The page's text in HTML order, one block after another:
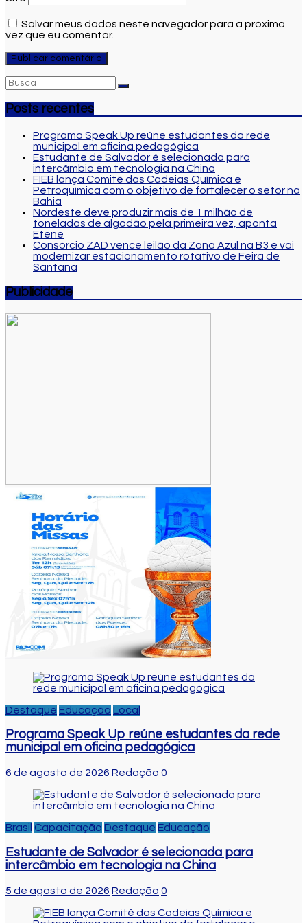
Salvar meus dados neste navegador para a próxima
vez que eu comentar.
Posts recentes
Programa Speak Up reúne estudantes da rede
municipal em oficina pedagógica
Estudante de Salvador é selecionada para
intercâmbio em tecnologia na China
FIEB lança Comitê das Cadeias Química e
Petroquímica com o objetivo de fortalecer o setor na
Bahia
Nordeste deve produzir mais de 1 milhão de
toneladas de algodão pela primeira vez, aponta
Etene
Consórcio ZAD vence leilão da Zona Azul na B3 e vai
modernizar estacionamento rotativo de Feira de
Santana
Publicidade
Destaque Educação Local
Programa Speak Up reúne estudantes da rede
municipal em oficina pedagógica
6 de agosto de 2026 Redação 0
Brasil Capacitação Destaque Educação
Estudante de Salvador é selecionada para
intercâmbio em tecnologia na China
5 de agosto de 2026 Redação 0